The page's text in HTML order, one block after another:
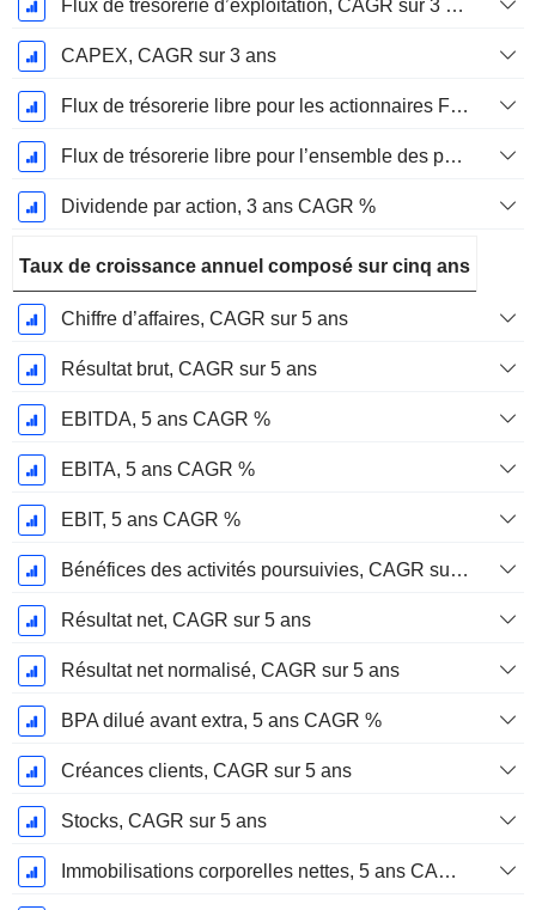
Flux de trésorerie d’exploitation, CAGR sur 3 ans
CAPEX, CAGR sur 3 ans
Flux de trésorerie libre pour les actionnaires FCFE, CAGR sur 3 ans
Flux de trésorerie libre pour l’ensemble des pourvoyeurs de fonds (créanciers et actionnaires) FCFF, CAGR sur 3 ans
Dividende par action, 3 ans CAGR %
Taux de croissance annuel composé sur cinq ans
Chiffre d’affaires, CAGR sur 5 ans
Résultat brut, CAGR sur 5 ans
EBITDA, 5 ans CAGR %
EBITA, 5 ans CAGR %
EBIT, 5 ans CAGR %
Bénéfices des activités poursuivies, CAGR sur 5 ans
Résultat net, CAGR sur 5 ans
Résultat net normalisé, CAGR sur 5 ans
BPA dilué avant extra, 5 ans CAGR %
Créances clients, CAGR sur 5 ans
Stocks, CAGR sur 5 ans
Immobilisations corporelles nettes, 5 ans CAGR %